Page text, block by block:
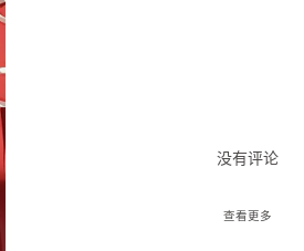
没有评论
查看更多